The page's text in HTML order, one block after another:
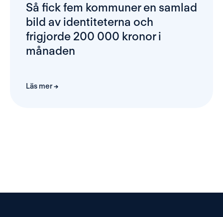
Så fick fem kommuner en samlad
bild av identiteterna och
frigjorde 200 000 kronor i
månaden
Läs mer →